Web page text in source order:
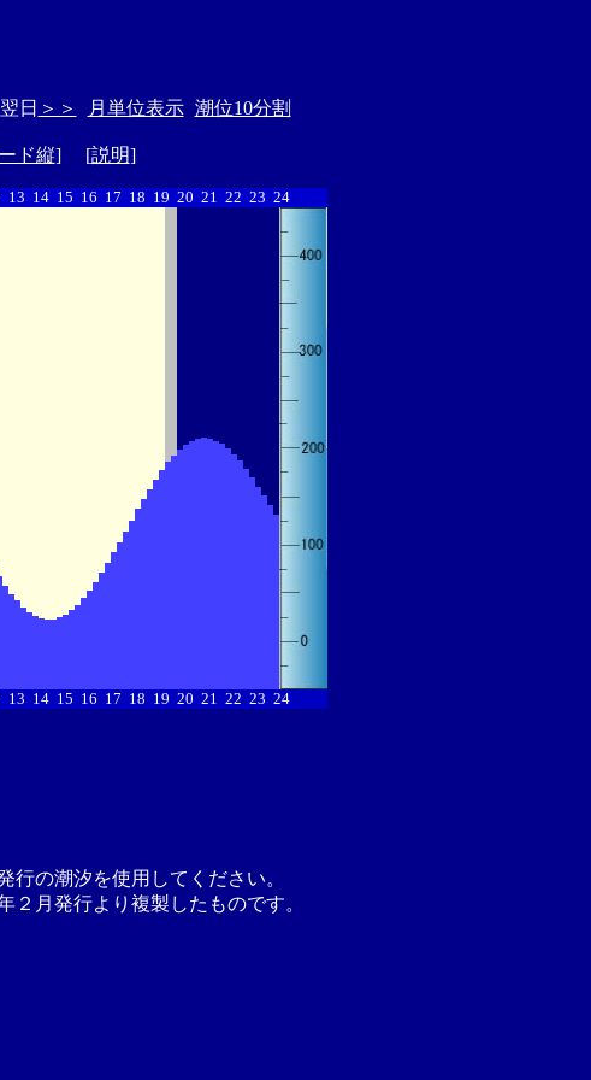
翌日 ＞＞ 月単位表示 潮位10分割
ド縦] [説明]
13 14 15 16 17 18 19 20 21 22 23 24
13 14 15 16 17 18 19 20 21 22 23 24
の潮汐を使用してください。
月発行より複製したものです。